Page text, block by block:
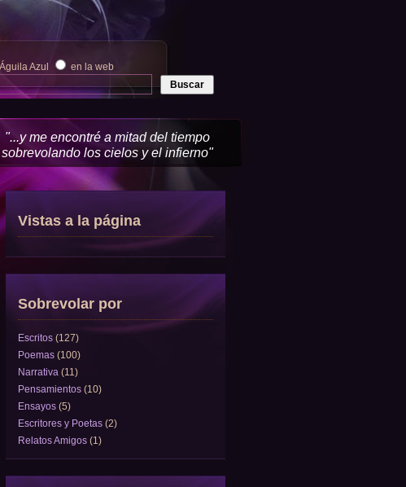
Azul en la web
"...y me encontré a mitad del tiempo
sobrevolando los cielos y el infierno"
Vistas a la página
Sobrevolar por
Escritos (127)
Poemas (100)
Narrativa (11)
Pensamientos (10)
Ensayos (5)
Escritores y Poetas (2)
Relatos Amigos (1)